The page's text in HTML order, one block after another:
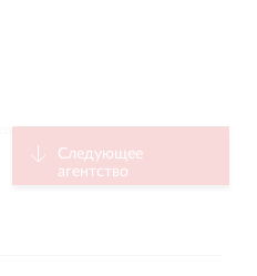
Следующее
агентство